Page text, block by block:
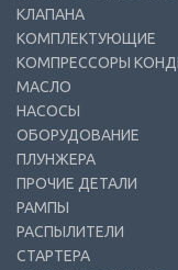
КЛАПАНА
КОМПЛЕКТУЮЩИЕ
КОМПРЕССОРЫ
МАСЛО
НАСОСЫ
ОБОРУДОВАНИЕ
ПЛУНЖЕРА
ПРОЧИЕ ДЕТАЛИ
РАМПЫ
РАСПЫЛИТЕЛИ
СТАРТЕРА